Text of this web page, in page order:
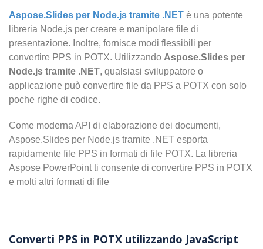
Aspose.Slides per Node.js tramite .NET è una potente
libreria Node.js per creare e manipolare file di
presentazione. Inoltre, fornisce modi flessibili per
convertire PPS in POTX. Utilizzando Aspose.Slides per
Node.js tramite .NET, qualsiasi sviluppatore o
applicazione può convertire file da PPS a POTX con solo
poche righe di codice.
Come moderna API di elaborazione dei documenti,
Aspose.Slides per Node.js tramite .NET esporta
rapidamente file PPS in formati di file POTX. La libreria
Aspose PowerPoint ti consente di convertire PPS in POTX
e molti altri formati di file
Converti PPS in POTX utilizzando JavaScript